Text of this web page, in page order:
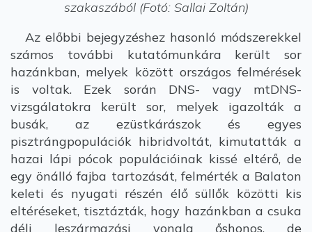
szakaszából (Fotó: Sallai Zoltán)
Az előbbi bejegyzéshez hasonló módszerekkel
számos további kutatómunkára került sor
hazánkban, melyek között országos felmérések
is voltak. Ezek során DNS- vagy mtDNS-
vizsgálatokra került sor, melyek igazolták a
busák, az ezüstkárászok és egyes
pisztrángpopulációk hibridvoltát, kimutatták a
hazai lápi pócok populációinak kissé eltérő, de
egy önálló fajba tartozását, felmérték a Balaton
keleti és nyugati részén élő süllők közötti kis
eltéréseket, tisztázták, hogy hazánkban a csuka
déli leszármazási vonala őshonos, de